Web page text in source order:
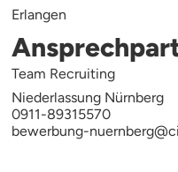
Erlangen
Team Recruiting
Niederlassung Nürnberg
0911-89315570
bewerbung-